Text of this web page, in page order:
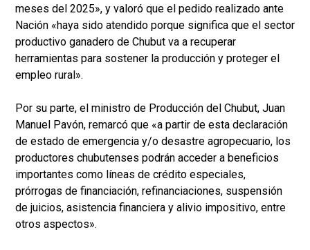
meses del 2025», y valoró que el pedido realizado ante
Nación «haya sido atendido porque significa que el sector
productivo ganadero de Chubut va a recuperar
herramientas para sostener la producción y proteger el
empleo rural».
Por su parte, el ministro de Producción del Chubut, Juan
Manuel Pavón, remarcó que «a partir de esta declaración
de estado de emergencia y/o desastre agropecuario, los
productores chubutenses podrán acceder a beneficios
importantes como líneas de crédito especiales,
prórrogas de financiación, refinanciaciones, suspensión
de juicios, asistencia financiera y alivio impositivo, entre
otros aspectos».